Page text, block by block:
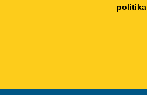
politika